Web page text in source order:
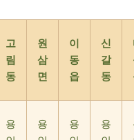
고
림
동
원
삼
면
이
동
읍
신
갈
동
용
용
용
용